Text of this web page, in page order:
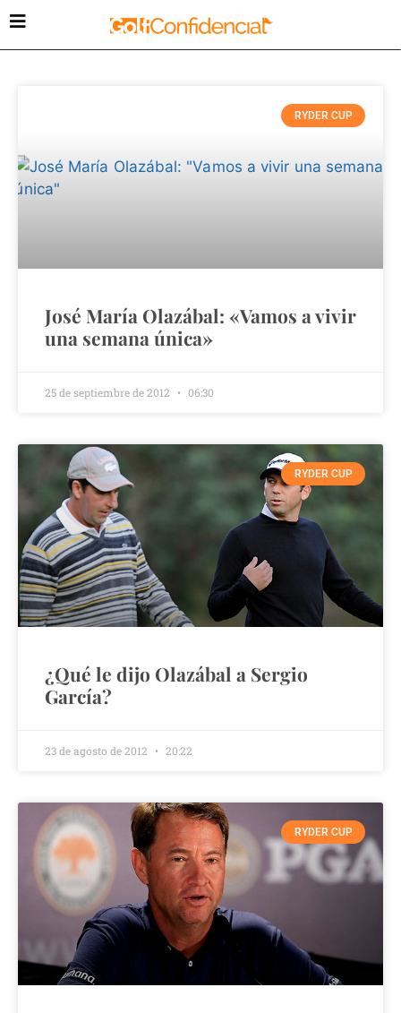
RYDER CUP
José María Olazábal: «Vamos a vivir
una semana única»
25 de septiembre de 2012 06:30
RYDER CUP
¿Qué le dijo Olazábal a Sergio
García?
23 de agosto de 2012 20:22
RYDER CUP